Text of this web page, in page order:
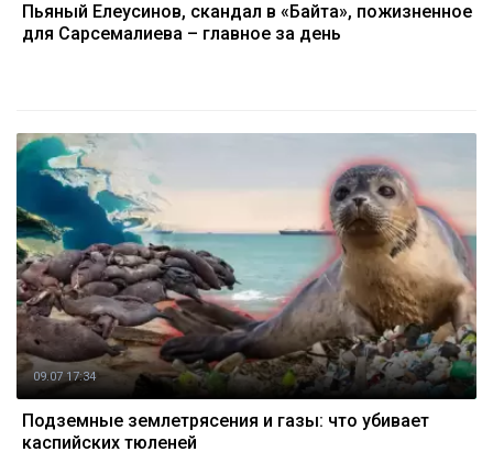
Пьяный Елеусинов, скандал в «Байтақ», пожизненное
для Сарсемалиева – главное за день
09.07 17:34
Подземные землетрясения и газы: что убивает
каспийских тюленей